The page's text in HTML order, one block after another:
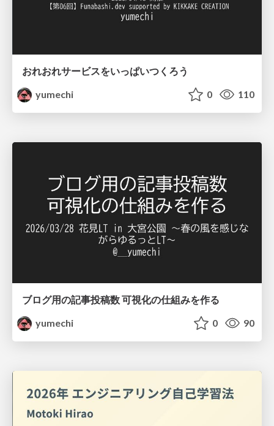
おれおれサービスをいっぱいつくろう
yumechi
0 110
ブログ用の記事投稿数 可視化の仕組みを作る
yumechi
0 90